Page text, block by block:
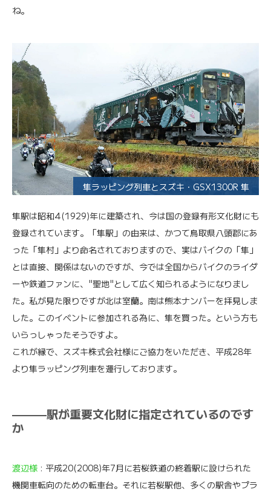
ね。
隼ラッピング列車とスズキ・GSX1300R 隼
隼駅は昭和4(1929)年に建築され、今は国の登録有形文化財にも
登録されています。「隼駅」の由来は、かつて鳥取県八頭郡にあ
った「隼村」より命名されておりますので、実はバイクの「隼」
とは直接、関係はないのですが、今では全国からバイクのライダ
ーや鉄道ファンに、"聖地"として広く知られるようになりまし
た。私が見た限りですが北は室蘭。南は熊本ナンバーを拝見しま
した。このイベントに参加される為に、隼を買った。という方も
いらっしゃったそうですよ。
これが縁で、スズキ株式会社様にご協力をいただき、平成28年
より隼ラッピング列車を運行しております。
———駅が重要文化財に指定されているのです
か
渡辺様 : 平成20(2008)年7月に若桜鉄道の終着駅に設けられた
機関車転向のための転車台。それに若桜駅他、多くの駅舎やプラ